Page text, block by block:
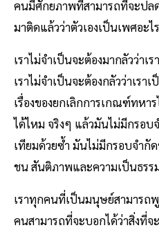
คนมีศักยภาพที่สามารถที่จะปล
มาติดแล้วว่าตัวเองเป็นเพศอะไร
เราไม่จำเป็นจะต้องมากลัวว่า
เราไม่จำเป็นจะต้องกลัวว่าเร
เรื่องของยกเลิกการเกณฑ์ทหา
ได้ไหม จริงๆ แล้วมันไม่มีกรอบ
เทียมด้วยซ้ำ มันไม่มีกรอบจำกั
ชน สันติภาพและความเป็นธรร
เราทุกคนที่เป็นมนุษย์สามารถ
คนสามารถที่จะบอกได้ว่าสิ่งที่